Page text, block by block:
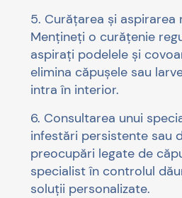
5. Curățarea și aspirarea
Mențineți o curățenie
aspirați podelele și
elimina căpușele sau
intra în interior.
6. Consultarea unui
infestări persistente sau
preocupări legate de
specialist în controlul
soluții personalizate.